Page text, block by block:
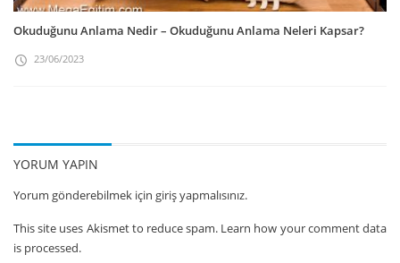
Okuduğunu Anlama Nedir – Okuduğunu Anlama Neleri Kapsar?
23/06/2023
YORUM YAPIN
Yorum gönderebilmek için giriş yapmalısınız.
This site uses Akismet to reduce spam. Learn how your comment data
is processed.